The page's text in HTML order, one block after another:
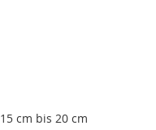
cm bis 20 cm